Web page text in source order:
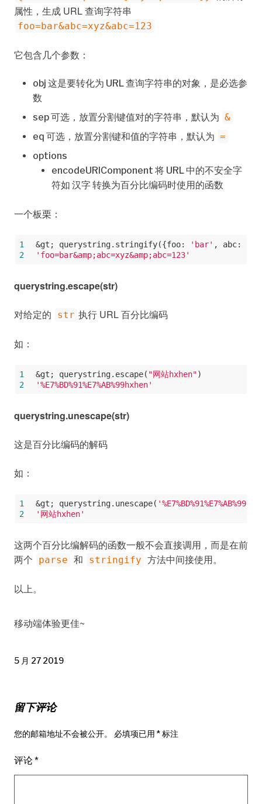
属性，生成 URL 查询字符串
foo=bar&abc=xyz&abc=123
它包含几个参数：
obj 这是要转化为 URL 查询字符串的对象，是必选参
数
sep 可选，放置分割键值对的字符串，默认为 &
eq 可选，放置分割键和值的字符串，默认为 =
options
encodeURIComponent 将 URL 中的不安全字
符如 汉字 转换为百分比编码时使用的函数
一个板栗：
1 &gt; querystring.stringify({foo: 'bar' , abc: [
2
'foo=bar&amp;abc=xyz&amp;abc=123'
querystring.escape(str)
对给定的 str 执行 URL 百分比编码
如：
1 &gt; querystring.escape( "网站hxhen")
2
'%E7%BD%91%E7%AB%99hxhen'
querystring.unescape(str)
这是百分比编码的解码
如：
1 &gt; querystring.unescape(
2
'网站hxhen'
这两个百分比编解码的函数一般不会直接调用，而是在前
两个
parse 和 stringify 方法中间接使用。
以上。
移动端体验更佳~
5 月 27 2019
留下评论
您的邮箱地址不会被公开。 必填项已用 *标注
评论*